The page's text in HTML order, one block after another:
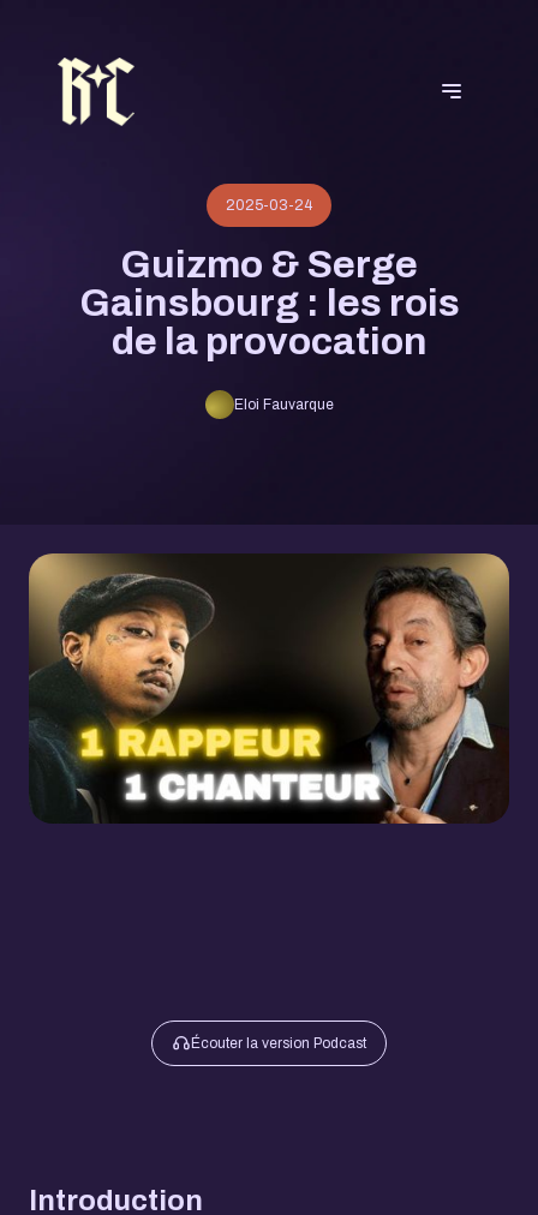
2025-03-24
Guizmo & Serge
Gainsbourg : les rois
de la provocation
Eloi Fauvarque
Écouter la version Podcast
Introduction